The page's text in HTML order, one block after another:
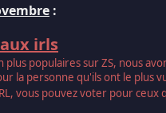
:
irls
plus populaires sur ZS, nous
la personne qu'ils ont le plus
vous pouvez voter pour